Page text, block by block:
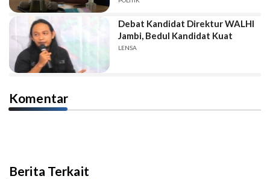
Debat Kandidat Direktur WALHI
Jambi, Bedul Kandidat Kuat
LENSA
Komentar
Berita Terkait